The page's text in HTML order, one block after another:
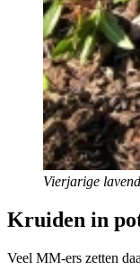
Vierjarige
Kruiden in
Veel MM-ers zetten